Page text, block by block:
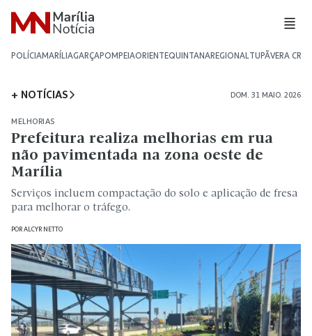
POLÍCIAMARÍLIAGARÇAPOMPEIAORIENTEQUINTANAREGIONALTUPÃVERA CRUZ
+ NOTÍCIAS DOM. 31 MAIO. 2026
MELHORIAS
Prefeitura realiza melhorias em rua
não pavimentada na zona oeste de
Marília
Serviços incluem compactação do solo e aplicação de fresa
para melhorar o tráfego.
PORALCYR NETTO